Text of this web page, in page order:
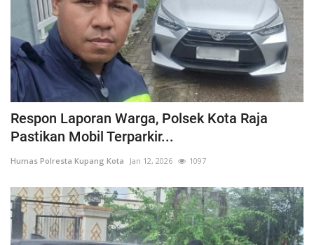
Respon Laporan Warga, Polsek Kota Raja
Pastikan Mobil Terparkir...
Humas Polresta Kupang Kota Jan 12, 2026 1097